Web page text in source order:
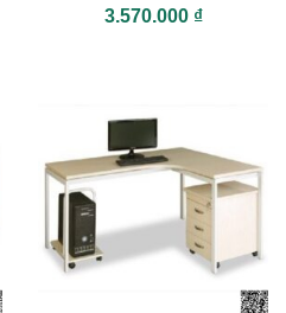
Được xếp
hạng55
3.570.000 ₫